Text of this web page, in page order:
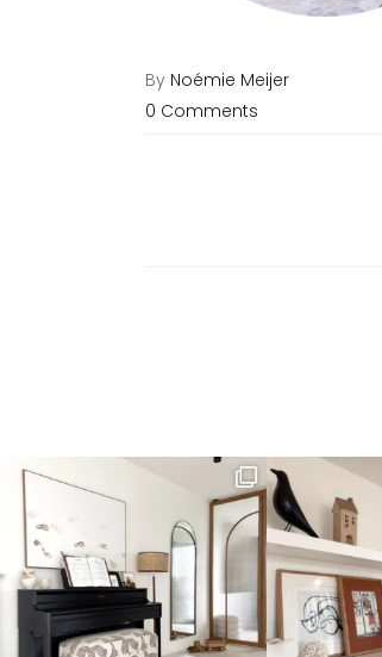
By Noémie Meijer
0 Comments